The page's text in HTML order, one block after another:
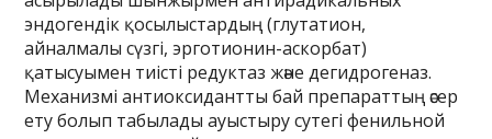
эндогендік қосылыстардың (глутатион,
айналмалы сүзгі, эрготионин-аскорбат)
қатысуымен тиісті редуктаз және дегидрогеназ.
Механизмі антиоксидантты бай препараттың әсер
ету болып табылады ауыстыру сутегі фенильной